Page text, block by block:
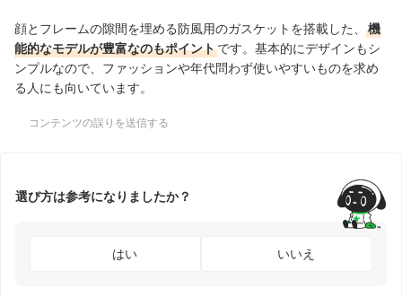
顔とフレームの隙間を埋める防風用のガスケットを搭載した、
機
能的なモデルが豊富なのもポイントです。基本的にデザインもシ
ンプルなので、ファッションや年代問わず使いやすいものを求め
る人にも向いています。
コンテンツの誤りを送信する
選び方は参考になりましたか？
はい いいえ